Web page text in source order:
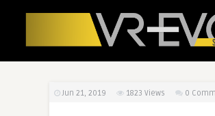
Jun 21, 2019 1823 Views 0